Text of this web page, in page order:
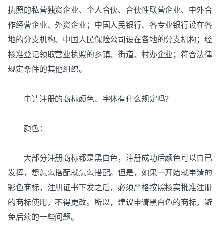
执照的私营独资企业、个人合伙、合伙性联营企业、中外合
作经营企业、外资企业；中国人民银行、各专业银行设在各
地的分支机构、中国人民保险公司设在各地的分支机构；经
核准登记领取营业执照的乡镇、街道、村办企业；符合法律
规定条件的其他组织。
申请注册的商标颜色、字体有什么规定吗？
颜色：
大部分注册商标都是黑白色，注册成功后颜色可以自已
发挥，想怎么搭配就怎么搭配。但是，如果一开始就申请的
彩色商标，注册证书下发之后，必须严格按照核实批准注册
的商标使用，不得更改。所以，建议申请黑白色的商标，避
免后续的一些问题。